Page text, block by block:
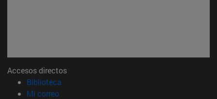
Accesos directos
Biblioteca
Mi correo(abre en nueva ventana)